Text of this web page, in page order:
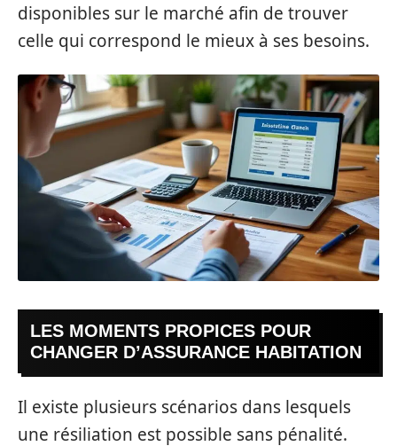
disponibles sur le marché afin de trouver
celle qui correspond le mieux à ses besoins.
LES MOMENTS PROPICES POUR
CHANGER D’ASSURANCE HABITATION
Il existe plusieurs scénarios dans lesquels
une résiliation est possible sans pénalité.